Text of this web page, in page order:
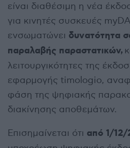
είναι διαθέσιμη η νέα
για κινητές συσκευές
ενσωματώνει δυνατότητα
παραλαβής παραστατικών,
λειτουργικότητες της
εφαρμογής timologio,
φάση της ψηφιακής
διακίνησης αποθεμάτων.
Επισημαίνεται ότι από 1/12/